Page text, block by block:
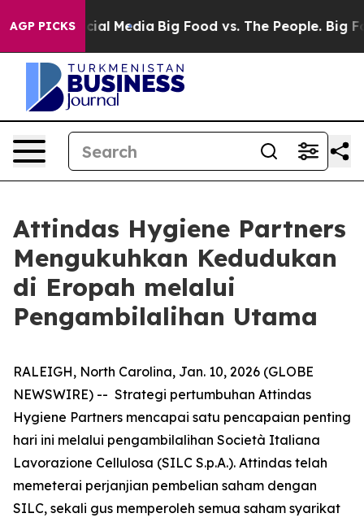
AGP PICKS
on Social Media Big Food vs. The People. Big
Attindas Hygiene Partners
Mengukuhkan Kedudukan
di Eropah melalui
Pengambilalihan Utama
RALEIGH, North Carolina, Jan. 10, 2026 (GLOBE
NEWSWIRE) -- Strategi pertumbuhan Attindas
Hygiene Partners mencapai satu pencapaian penting
hari ini melalui pengambilalihan Società Italiana
Lavorazione Cellulosa (SILC S.p.A.). Attindas telah
memeterai perjanjian pembelian saham dengan
SILC, sekali gus memperoleh semua saham syarikat